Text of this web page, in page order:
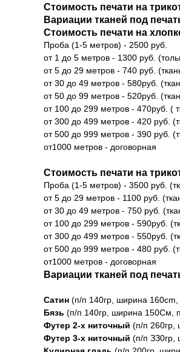
Стоимость печати на
Вариации тканей под
Стоимость печати на
Проба (1-5 метров) - 2500 руб.
от 1 до 5 метров - 1300 руб.
от 5 до 29 метров - 740 руб.
от 30 до 49 метров - 580руб.
от 50 до 99 метров - 520руб.
от 100 до 299 метров - 470руб. (
от 300 до 499 метров - 420 руб.
от 500 до 999 метров - 390 руб.
от1000 метров - договорная
Стоимость печати на
Проба (1-5 метров) - 3500 руб.
от 5 до 29 метров - 1100 руб.
от 30 до 49 метров - 750 руб.
от 100 до 299 метров - 590руб.
от 300 до 499 метров - 550руб.
от 500 до 999 метров - 480 руб.
от1000 метров - договорная
Вариации тканей под
Сатин (п/п 140гp, ширина 160cm,
Бязь (п/п 140гр, ширинa 150Cм,
Футер 2-х ниточный (п/п 260гр,
Футер 3-x ниточный (п/п ЗЗ0гр,